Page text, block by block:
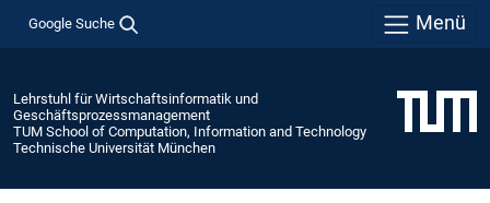
Google Suche Menü
Lehrstuhl für Wirtschaftsinformatik und
Geschäftsprozessmanagement
TUM School of Computation, Information and Technology
Technische Universität München